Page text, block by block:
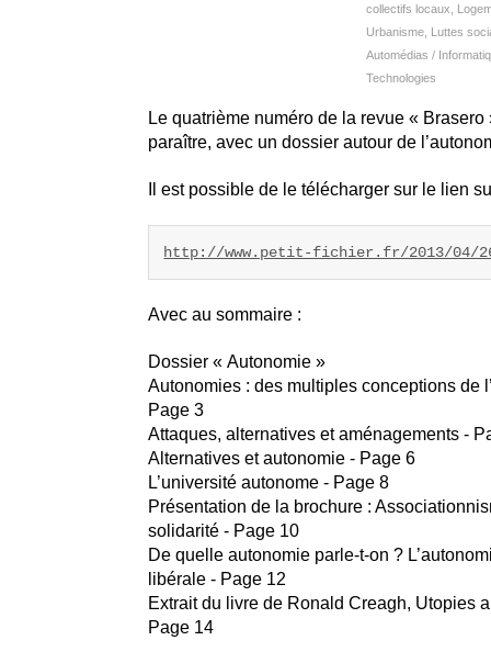
collectifs locaux
Urbanisme,
Luttes
Automédias /
Technologies
Le quatrième numéro de la revue « Brasero
paraître, avec un dossier autour de
Il est possible de le télécharger sur le lien
http://www.petit-fichier.fr/2013/04/
Avec au sommaire :
Dossier « Autonomie »
Autonomies : des multiples conceptions de
Page 3
Attaques, alternatives et aménagements -
Alternatives et autonomie - Page 6
L’université autonome - Page 8
Présentation de la brochure :
solidarité - Page 10
De quelle autonomie parle-t-on ?
libérale - Page 12
Extrait du livre de Ronald Creagh, Utopies
Page 14